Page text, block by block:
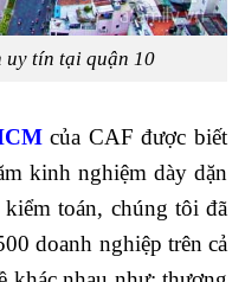
uy tín tại quận 10
của CAF được biết
kinh nghiệm dày dặn
toán, chúng tôi đã
doanh nghiệp trên cả